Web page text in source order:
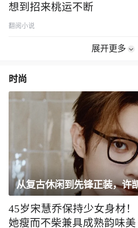
想到招来桃运不断
翻阅小说
展开更多
时尚
45岁宋慧乔保持少女身材！
她瘦而不柴兼具成熟韵味美